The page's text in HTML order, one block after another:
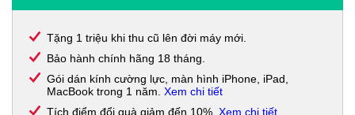
Tặng 1 triệu khi thu cũ lên đời máy mới.
Bảo hành chính hãng 18 tháng.
Gói dán kính cường lực, màn hình iPhone, iPad,
MacBook trong 1 năm. Xem chi tiết
Tích điểm đổi quà giảm đến 10%. Xem chi tiết